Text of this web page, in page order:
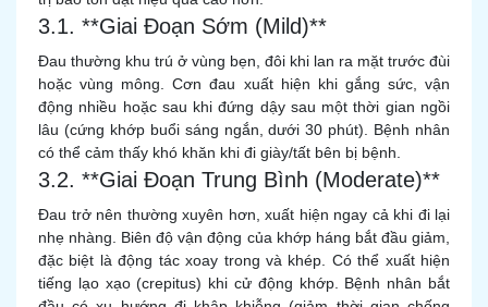
3.1. **Giai Đoạn Sớm (Mild)**
Đau thường khu trú ở vùng bẹn, đôi khi lan ra mặt trước đùi
hoặc vùng mông. Cơn đau xuất hiện khi gắng sức, vận
động nhiều hoặc sau khi đứng dậy sau một thời gian ngồi
lâu (cứng khớp buổi sáng ngắn, dưới 30 phút). Bệnh nhân
có thể cảm thấy khó khăn khi đi giày/tất bên bị bệnh.
3.2. **Giai Đoạn Trung Bình (Moderate)**
Đau trở nên thường xuyên hơn, xuất hiện ngay cả khi đi lại
nhẹ nhàng. Biên độ vận động của khớp háng bắt đầu giảm,
đặc biệt là động tác xoay trong và khép. Có thể xuất hiện
tiếng lạo xạo (crepitus) khi cử động khớp. Bệnh nhân bắt